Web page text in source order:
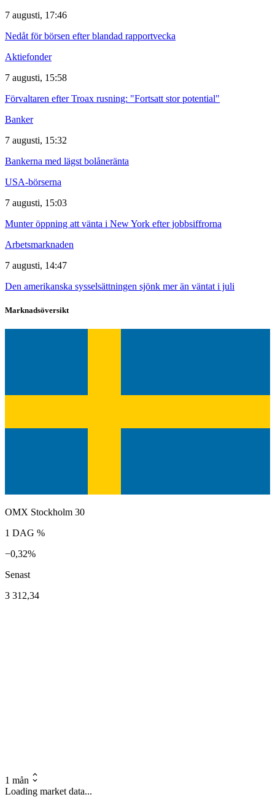
7 augusti, 17:46
Nedåt för börsen efter blandad rapportvecka
Aktiefonder
7 augusti, 15:58
Förvaltaren efter Troax rusning: "Fortsatt stor potential"
Banker
7 augusti, 15:32
Bankerna med lägst bolåneränta
USA-börserna
7 augusti, 15:03
Munter öppning att vänta i New York efter jobbsiffrorna
Arbetsmarknaden
7 augusti, 14:47
Den amerikanska sysselsättningen sjönk mer än väntat i juli
Marknadsöversikt
OMX Stockholm 30
1 DAG %
−0,32%
Senast
3 312,34
1 mån
Loading market data...